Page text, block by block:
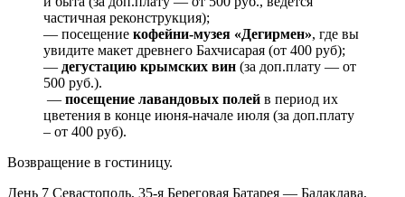
частичная реконструкция);
— посещение кофейни-музея «Дегирмен», где вы
увидите макет древнего Бахчисарая (от 400 руб);
— дегустацию крымских вин (за доп.плату — от
500 руб.).
— посещение лавандовых полей в период их
цветения в конце июня-начале июля (за доп.плату
– от 400 руб).
Возвращение в гостиницу.
День 7 Севастополь, 35-я Береговая Батарея — Балаклава,